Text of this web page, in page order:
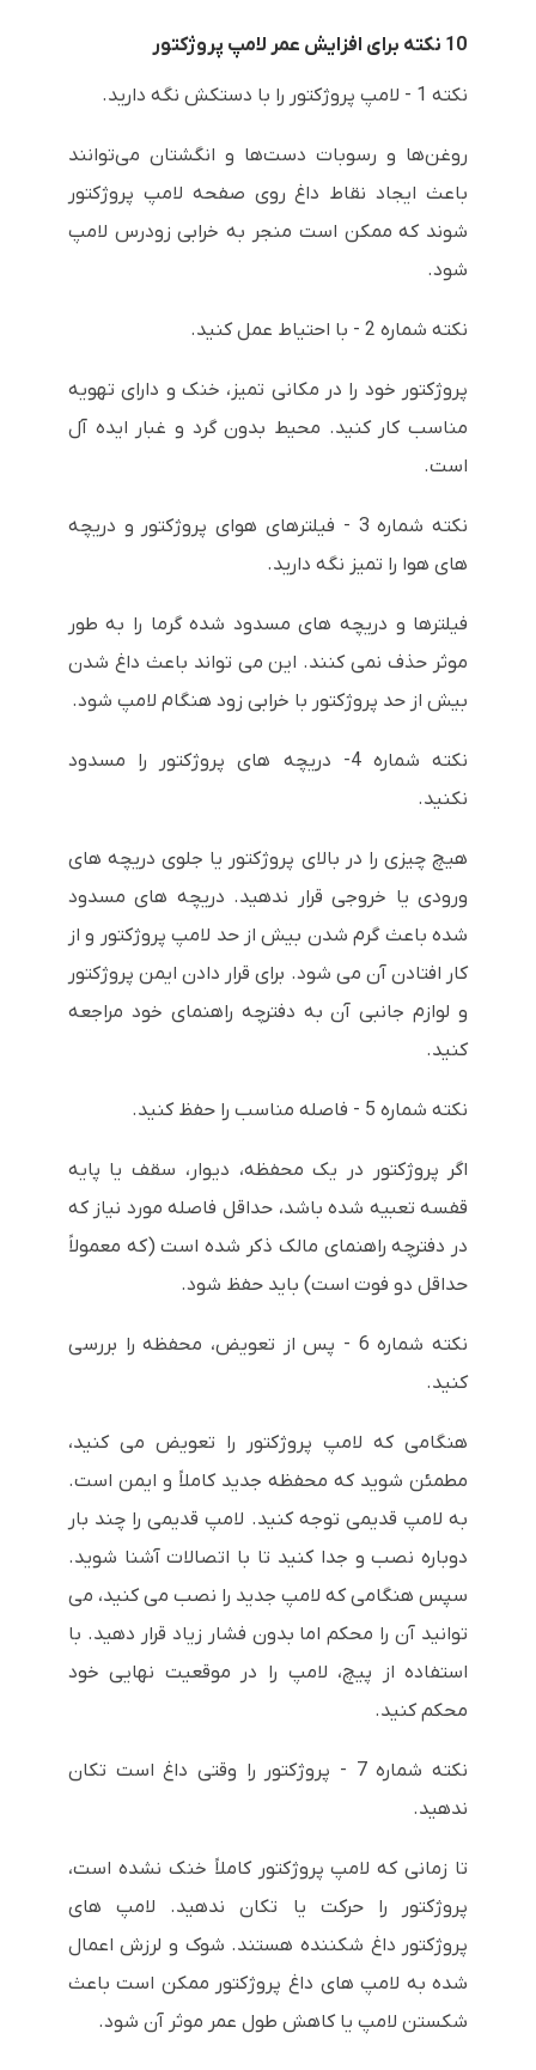
نکته 1 - لامپ پروژکتور را با دستکش نگه دارید.
روغن‌ها و رسوبات دست‌ها و انگشتان می‌توانند
باعث ایجاد نقاط داغ روی صفحه لامپ پروژکتور
شوند که ممکن است منجر به خرابی زودرس لامپ
شود.
نکته شماره 2 - با احتیاط عمل کنید.
پروژکتور خود را در مکانی تمیز، خنک و دارای تهویه
مناسب کار کنید. محیط بدون گرد و غبار ایده آل
است.
نکته شماره 3 - فیلترهای هوای پروژکتور و دریچه
های هوا را تمیز نگه دارید.
فیلترها و دریچه های مسدود شده گرما را به طور
موثر حذف نمی کنند. این می تواند باعث داغ شدن
بیش از حد پروژکتور با خرابی زود هنگام لامپ شود.
نکته شماره 4- دریچه های پروژکتور را مسدود
نکنید.
هیچ چیزی را در بالای پروژکتور یا جلوی دریچه های
ورودی یا خروجی قرار ندهید. دریچه های مسدود
شده باعث گرم شدن بیش از حد لامپ پروژکتور و از
کار افتادن آن می شود. برای قرار دادن ایمن پروژکتور
و لوازم جانبی آن به دفترچه راهنمای خود مراجعه
کنید.
نکته شماره 5 - فاصله مناسب را حفظ کنید.
اگر پروژکتور در یک محفظه، دیوار، سقف یا پایه
قفسه تعبیه شده باشد، حداقل فاصله مورد نیاز که
در دفترچه راهنمای مالک ذکر شده است (که معمولاً
حداقل دو فوت است) باید حفظ شود.
نکته شماره 6 - پس از تعویض، محفظه را بررسی
کنید.
هنگامی که لامپ پروژکتور را تعویض می کنید،
مطمئن شوید که محفظه جدید کاملاً و ایمن است.
به لامپ قدیمی توجه کنید. لامپ قدیمی را چند بار
دوباره نصب و جدا کنید تا با اتصالات آشنا شوید.
سپس هنگامی که لامپ جدید را نصب می کنید، می
توانید آن را محکم اما بدون فشار زیاد قرار دهید. با
استفاده از پیچ، لامپ را در موقعیت نهایی خود
محکم کنید.
نکته شماره 7 - پروژکتور را وقتی داغ است تکان
ندهید.
تا زمانی که لامپ پروژکتور کاملاً خنک نشده است،
پروژکتور را حرکت یا تکان ندهید. لامپ های
پروژکتور داغ شکننده هستند. شوک و لرزش اعمال
شده به لامپ های داغ پروژکتور ممکن است باعث
شکستن لامپ یا کاهش طول عمر موثر آن شود.